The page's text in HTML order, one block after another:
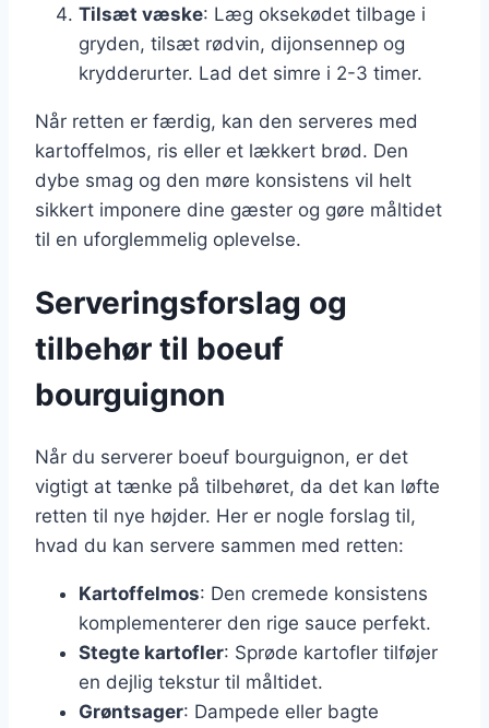
Tilsæt væske: Læg oksekødet tilbage i
gryden, tilsæt rødvin, dijonsennep og
krydderurter. Lad det simre i 2-3 timer.
Når retten er færdig, kan den serveres med
kartoffelmos, ris eller et lækkert brød. Den
dybe smag og den møre konsistens vil helt
sikkert imponere dine gæster og gøre måltidet
til en uforglemmelig oplevelse.
Serveringsforslag og
tilbehør til boeuf
bourguignon
Når du serverer boeuf bourguignon, er det
vigtigt at tænke på tilbehøret, da det kan løfte
retten til nye højder. Her er nogle forslag til,
hvad du kan servere sammen med retten:
Kartoffelmos: Den cremede konsistens
komplementerer den rige sauce perfekt.
Stegte kartofler: Sprøde kartofler tilføjer
en dejlig tekstur til måltidet.
Grøntsager: Dampede eller bagte